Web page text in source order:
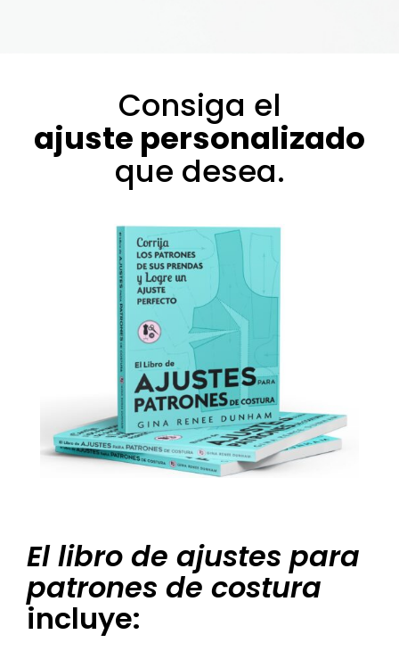
El libro de ajustes para
patrones de costura
incluye:
Consiga el
ajuste personalizado
que desea.